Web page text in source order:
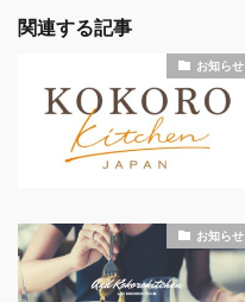
関連する記事
お知らせ
お知らせ